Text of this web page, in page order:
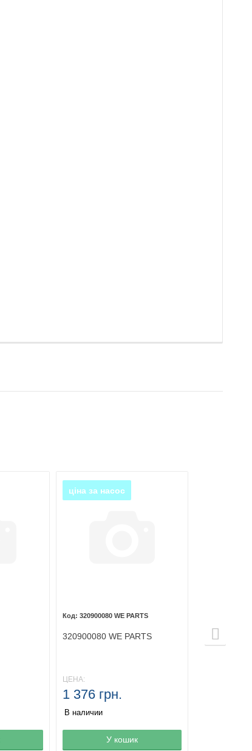
Товар в корзине
ціна за насос
320900080 WE PARTS
320900080 WE PARTS
ЦЕНА:
1 376 грн.
В наличии
У кошик